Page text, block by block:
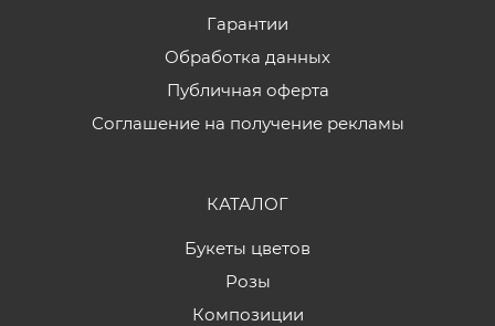
Гарантии
Обработка данных
Публичная оферта
Соглашение на получение рекламы
КАТАЛОГ
Букеты цветов
Розы
Композиции